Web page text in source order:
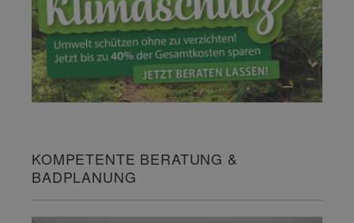
KOMPETENTE BERATUNG &
BADPLANUNG